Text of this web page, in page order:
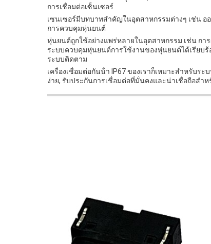
การเชื่อมต่อเซ็นเซอร์
เซนเซอร์มีบทบาทสําคัญในอุตสาหกรรมต่างๆ เช่น อ
การควบคุมหุ่นยนต์
หุ่นยนต์ถูกใช้อย่างแพร่หลายในอุตสาหกรรม เช่น กา
ระบบควบคุมหุ่นยนต์การใช้งานของหุ่นยนต์ได้เรียบ
ระบบติดตาม
เครื่องเชื่อมต่อกันน้ํา IP67 ของเราก็เหมาะสําหรับ
ง่าย, รับประกันการเชื่อมต่อที่มั่นคงและน่าเชื่อถือสํา